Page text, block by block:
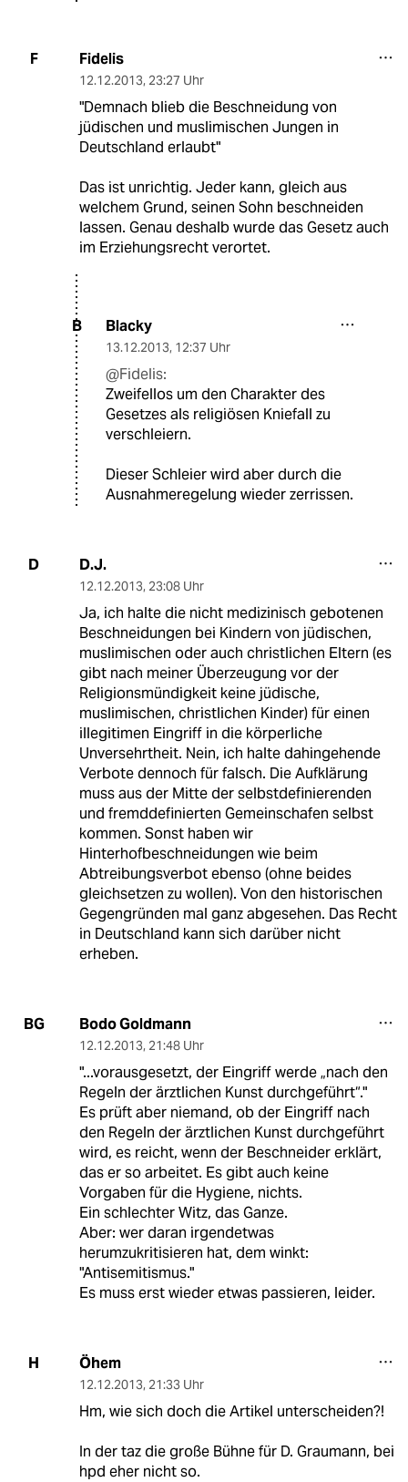
F Fidelis
12.12.2013, 23:27 Uhr
"Demnach blieb die Beschneidung von
jüdischen und muslimischen Jungen in
Deutschland erlaubt"
Das ist unrichtig. Jeder kann, gleich aus
welchem Grund, seinen Sohn beschneiden
lassen. Genau deshalb wurde das Gesetz auch
im Erziehungsrecht verortet.
B Blacky
13.12.2013, 12:37 Uhr
@Fidelis:
Zweifellos um den Charakter des
Gesetzes als religiösen Kniefall zu
verschleiern.
Dieser Schleier wird aber durch die
Ausnahmeregelung wieder zerrissen.
D D.J.
12.12.2013, 23:08 Uhr
Ja, ich halte die nicht medizinisch gebotenen
Beschneidungen bei Kindern von jüdischen,
muslimischen oder auch christlichen Eltern (es
gibt nach meiner Überzeugung vor der
Religionsmündigkeit keine jüdische,
muslimischen, christlichen Kinder) für einen
illegitimen Eingriff in die körperliche
Unversehrtheit. Nein, ich halte dahingehende
Verbote dennoch für falsch. Die Aufklärung
muss aus der Mitte der selbstdefinierenden
und fremddefinierten Gemeinschafen selbst
kommen. Sonst haben wir
Hinterhofbeschneidungen wie beim
Abtreibungsverbot ebenso (ohne beides
gleichsetzen zu wollen). Von den historischen
Gegengründen mal ganz abgesehen. Das Recht
in Deutschland kann sich darüber nicht
erheben.
BG Bodo Goldmann
12.12.2013, 21:48 Uhr
"...vorausgesetzt, der Eingriff werde „nach den
Regeln der ärztlichen Kunst durchgeführt“."
Es prüft aber niemand, ob der Eingriff nach
den Regeln der ärztlichen Kunst durchgeführt
wird, es reicht, wenn der Beschneider erklärt,
das er so arbeitet. Es gibt auch keine
Vorgaben für die Hygiene, nichts.
Ein schlechter Witz, das Ganze.
Aber: wer daran irgendetwas
herumzukritisieren hat, dem winkt:
"Antisemitismus."
Es muss erst wieder etwas passieren, leider.
H Öhem
12.12.2013, 21:33 Uhr
Hm, wie sich doch die Artikel unterscheiden?!
In der taz die große Bühne für D. Graumann, bei
hpd eher nicht so.